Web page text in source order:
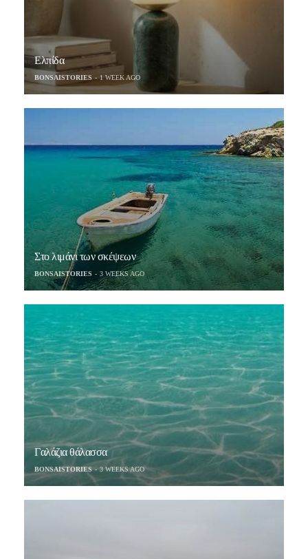
Ελπίδα
BONSAISTORIES 1 WEEK AGO
Στο λιμάνι των σκέψεων
BONSAISTORIES 3 WEEKS AGO
Γαλάζια θάλασσα
BONSAISTORIES 3 WEEKS AGO